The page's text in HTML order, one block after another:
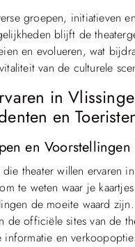
groepen, initiatieven en
blijft de
en evolueren, wat
van de culturele
in
en
en
theater willen ervaren
te weten waar je
de moeite waard
de officiële sites van de
informatie en